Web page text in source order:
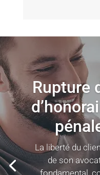
Rupture
La liberté du
de son
fondamental,